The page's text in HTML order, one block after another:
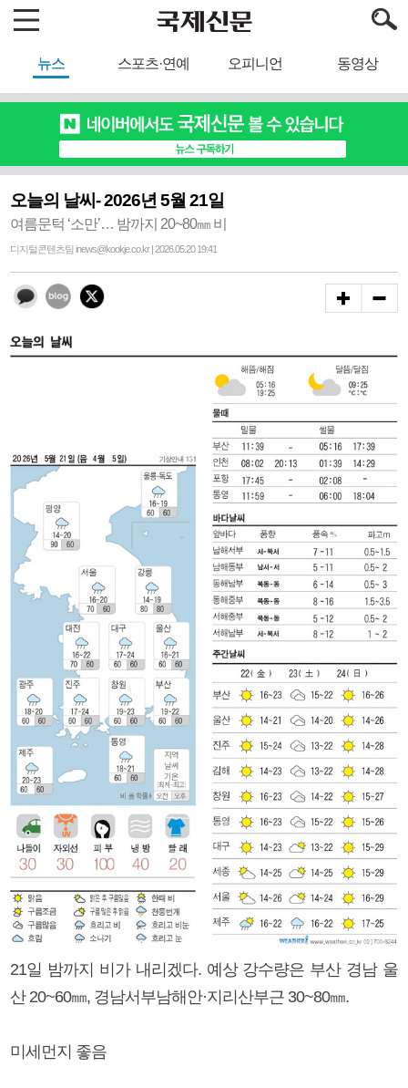
뉴스 스포츠·연예 오피니언 동영상
오늘의 날씨- 2026년 5월 21일
여름문턱 ‘소만’… 밤까지 20~80㎜ 비
디지털콘텐츠팀 inews@kookje.co.kr | 2026.05.20 19:41
21일 밤까지 비가 내리겠다. 예상 강수량은 부산 경남 울
산 20~60㎜, 경남서부남해안·지리산부근 30~80㎜.
미세먼지 좋음